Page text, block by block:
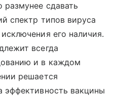
размунее сдавать
спектр типов вируса
его наличия.
всегда
и в каждом
решается
эффективность вакцины